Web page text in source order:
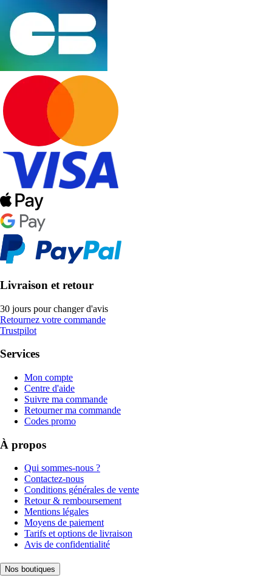
Livraison et retour
30 jours pour changer d'avis
Retournez votre commande
Trustpilot
Services
Mon compte
Centre d'aide
Suivre ma commande
Retourner ma commande
Codes promo
À propos
Qui sommes-nous ?
Contactez-nous
Conditions générales de vente
Retour & remboursement
Mentions légales
Moyens de paiement
Tarifs et options de livraison
Avis de confidentialité
Nos boutiques